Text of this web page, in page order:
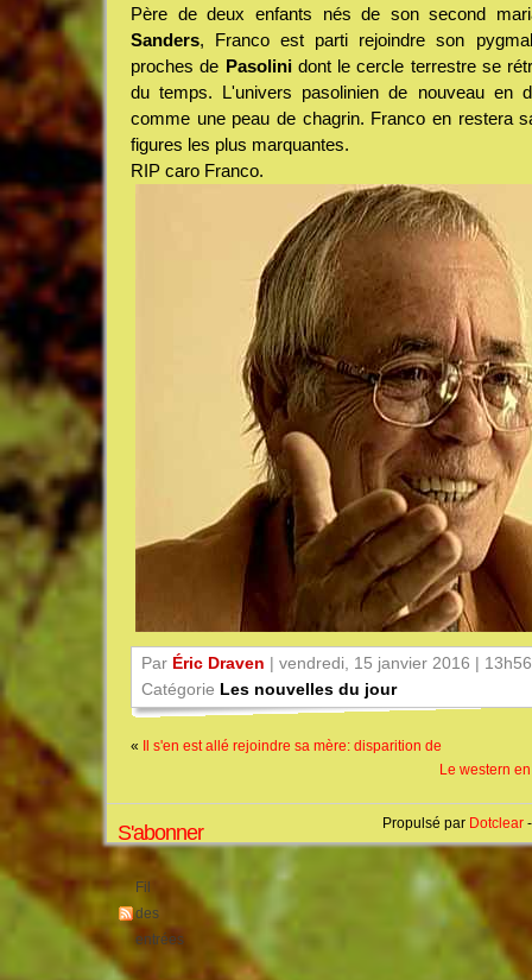
Père de deux enfants nés de son second
Sanders, Franco est parti rejoindre son
proches de Pasolinidont le cercle terrestre se
du temps. L'univers pasolinien de nouveau en
comme une peau de chagrin. Franco en restera
figures les plus marquantes.
RIP caro Franco.
Par Éric Draven | vendredi, 15 janvier 2016 | 13h56
Catégorie Les nouvelles du jour
« Il s'en est allé rejoindre sa mère: disparition de
Le western
S'abonner
Fil
des
entrées
Propulsé par Dotclear